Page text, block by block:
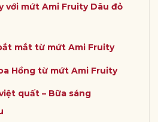
với mứt Ami Fruity Dâu đỏ
mắt từ mứt Ami Fruity
Hồng từ mứt Ami Fruity
quất – Bữa sáng